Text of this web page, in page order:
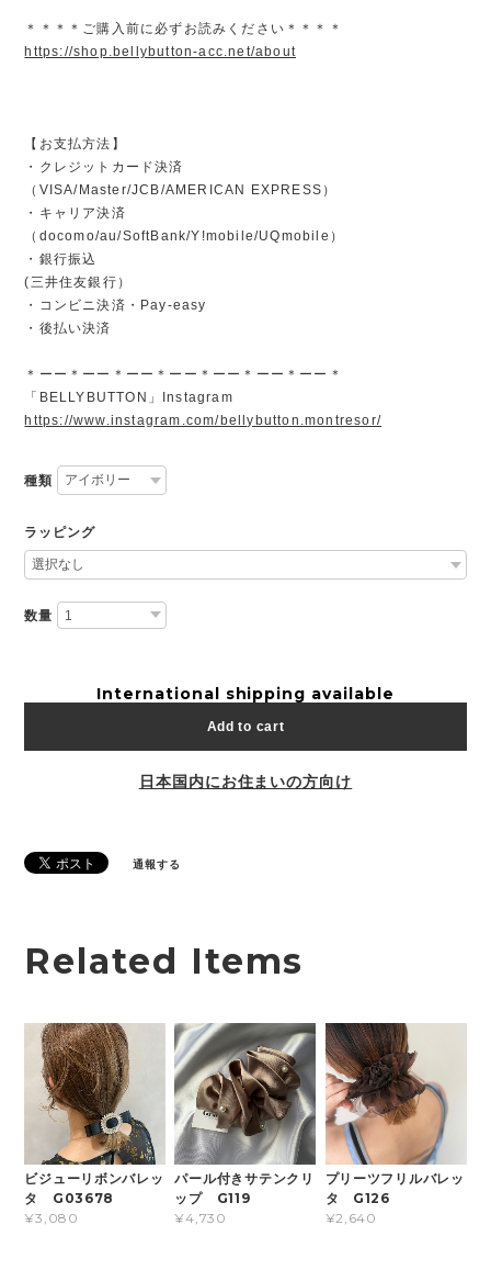
＊＊＊＊ご購入前に必ずお読みください＊＊＊＊
https://shop.bellybutton-acc.net/about
【お支払方法】
・クレジットカード決済
（VISA/Master/JCB/AMERICAN EXPRESS）
・キャリア決済
（docomo/au/SoftBank/Y!mobile/UQmobile）
・銀行振込
(三井住友銀行）
・コンビニ決済・Pay-easy
・後払い決済
＊ーー＊ーー＊ーー＊ーー＊ーー＊ーー＊ーー＊
「BELLYBUTTON」Instagram
https://www.instagram.com/bellybutton.montresor/
種類
ラッピング
数量
International shipping available
Add to cart
日本国内にお住まいの方向け
通報する
Related Items
ビジューリボンバレッ
タ G03678
¥3,080
パール付きサテンクリ
ップ G119
¥4,730
プリーツフリルバレッ
タ G126
¥2,640